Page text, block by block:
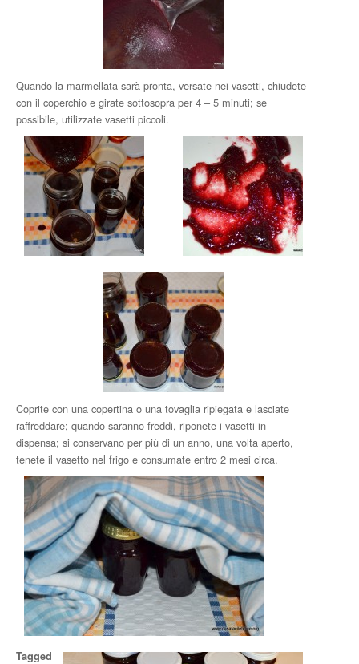
Quando la marmellata sarà pronta, versate nei vasetti, chiudete
con il coperchio e girate sottosopra per 4 – 5 minuti; se
possibile, utilizzate vasetti piccoli.
Coprite con una copertina o una tovaglia ripiegata e lasciate
raffreddare; quando saranno freddi, riponete i vasetti in
dispensa; si conservano per più di un anno, una volta aperto,
tenete il vasetto nel frigo e consumate entro 2 mesi circa.
Tagged